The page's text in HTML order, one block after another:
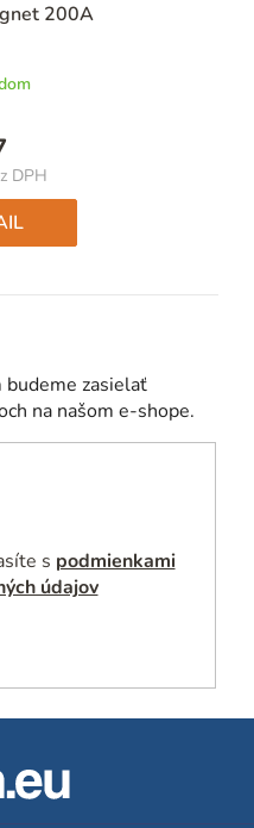
200A
DPH
zasielať
na našom e-shope.
s podmienkami
údajov